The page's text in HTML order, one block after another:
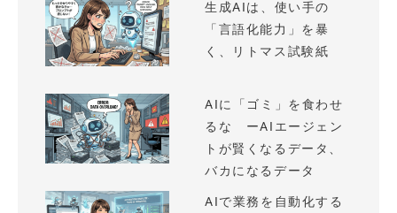
生成AIは、使い手の
「言語化能力」を暴
く、リトマス試験紙
AIに「ゴミ」を食わせ
るな ーAIエージェン
トが賢くなるデータ、
バカになるデータ
AIで業務を自動化する